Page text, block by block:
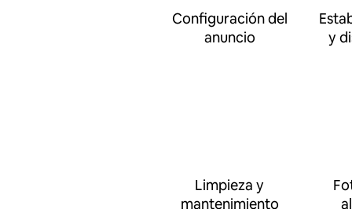
Configuración del
anuncio
y
Limpieza y
mantenimiento